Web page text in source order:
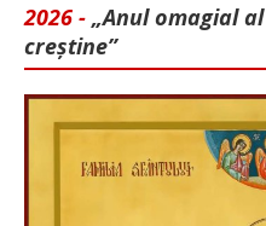
2026 - „Anul omagial
creștine”